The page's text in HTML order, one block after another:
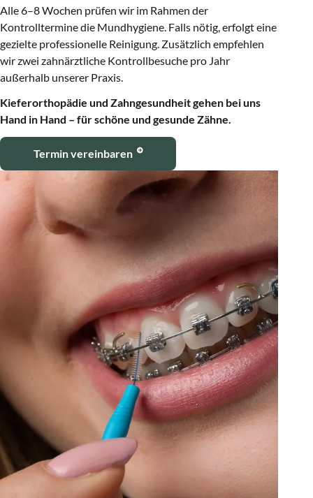
Alle 6–8 Wochen prüfen wir im Rahmen der
Kontrolltermine die Mundhygiene. Falls nötig, erfolgt eine
gezielte professionelle Reinigung. Zusätzlich empfehlen
wir zwei zahnärztliche Kontrollbesuche pro Jahr
außerhalb unserer Praxis.
Kieferorthopädie und Zahngesundheit gehen bei uns
Hand in Hand – für schöne und gesunde Zähne.
Termin vereinbaren